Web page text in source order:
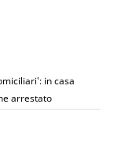
in casa
arrestato